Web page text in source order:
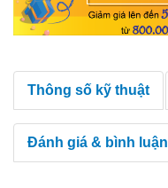
Thông số kỹ thuật
Đánh giá & bình luận